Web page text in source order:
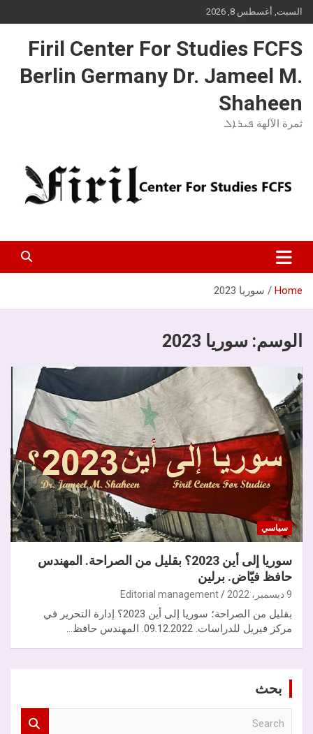
Skip
to
السبت, أغسطس 8, 2026
Firil Center For Studies FCFS
Berlin Germany Dr. Jameel M.
Shaheen
ثمرة الآلهة ܦܝܪܐܠ
Home سوريا 2023
الوسم: سوريا 2023
سياسي
سوريا إلى أين 2023؟ بقليل من الصراحة. المهندس
حافظ فيّاض. برلين
9 ديسمبر، 2022 Editorial management
بقليل من الصراحة؛ سوريا إلى أين 2023؟ إدارة التحرير في
مركز فيريل للدراسات. 09.12.2022. المهندس حافظ…
بحث